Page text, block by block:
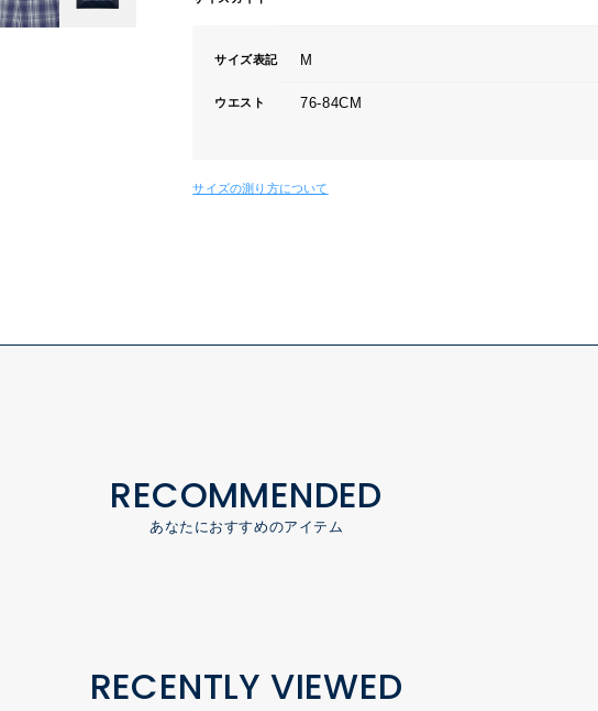
サイズ表記 M
ウエスト 76-84CM
サイズの測り方について
RECOMMENDED
あなたにおすすめのアイテム
RECENTLY VIEWED